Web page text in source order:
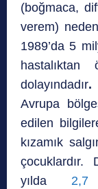
(boğmaca,
verem)
1989’da 5
dolayındadır.
Avrupa
edilen
kızamık
çocuklardır.
yılda 2,7